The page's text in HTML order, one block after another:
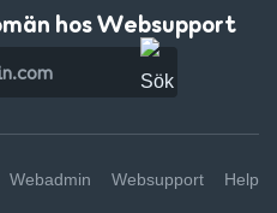
hos Websupport
Webadmin Websupport Help